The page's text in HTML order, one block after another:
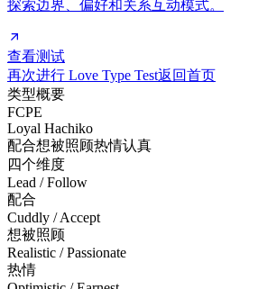
探索边界、偏好和关系互动模式。
查看测试
再次进行 Love Type Test返回首页
类型概要
FCPE
Loyal Hachiko
配合想被照顾热情认真
四个维度
Lead / Follow
配合
Cuddly / Accept
想被照顾
Realistic / Passionate
热情